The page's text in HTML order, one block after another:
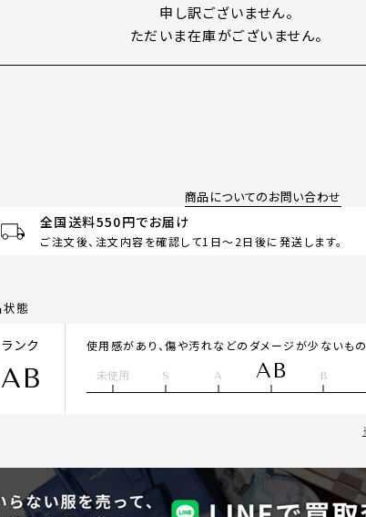
申し訳ございません。
ただいま在庫がございません。
商品についてのお問い合わせ
全国送料550円でお届け
ご注文後、注文内容を確認して1日～2日後に発送します。
状態
ランク
AB
使用感があり、傷や汚れなどのダメージが少ないもの
未使用 S A AB B